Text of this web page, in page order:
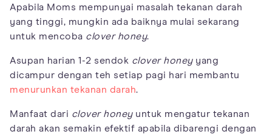
Apabila Moms mempunyai masalah tekanan darah
yang tinggi, mungkin ada baiknya mulai sekarang
untuk mencoba clover honey.
Asupan harian 1-2 sendok clover honeyyang
dicampur dengan teh setiap pagi hari membantu
menurunkan tekanan darah.
Manfaat dari clover honeyuntuk mengatur tekanan
darah akan semakin efektif apabila dibarengi dengan